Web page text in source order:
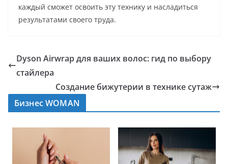
каждый сможет освоить эту технику и насладиться
результатами своего труда.
Dyson Airwrap для ваших волос: гид по выбору
стайлера
Создание бижутерии в технике сутаж
Бизнес WOMAN